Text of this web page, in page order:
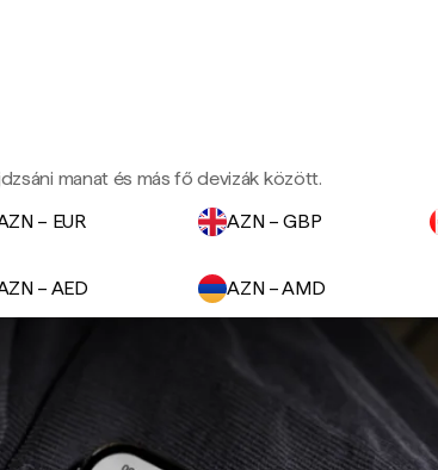
manat és más fő devizák között.
– EUR AZN – GBP
– AED AZN – AMD